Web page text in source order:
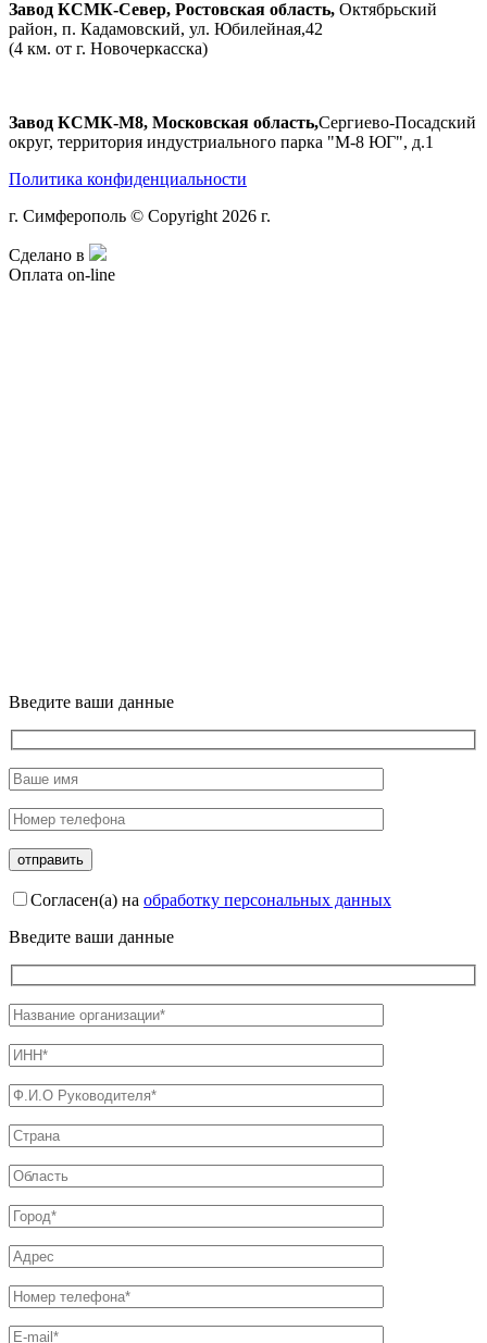
Завод КСМК-Север, Ростовская область, Октябрьский
район, п. Кадамовский, ул. Юбилейная,42
(4 км. от г. Новочеркасска)
Завод КСМК-М8, Московская область,Сергиево-Посадский
округ, территория индустриального парка "М-8 ЮГ", д.1
Политика конфиденциальности
г. Симферополь © Copyright 2026 г.
Сделано в
Оплата on-line
Введите ваши данные
Согласен(а) на обработку персональных данных
Введите ваши данные